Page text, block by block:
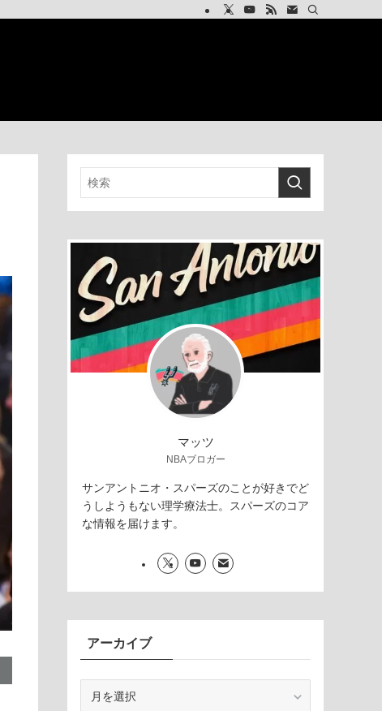
マッツ
NBAブロガー
サンアントニオ・スパーズのことが好きでど
うしようもない理学療法士。スパーズのコア
な情報を届けます。
アーカイブ